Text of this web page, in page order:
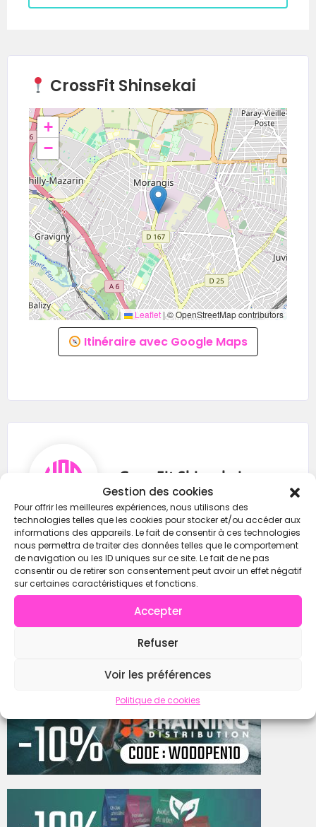
Gestion des cookies
Pour offrir les meilleures expériences, nous utilisons des
technologies telles que les cookies pour stocker et/ou accéder aux
informations des appareils. Le fait de consentir à ces technologies
nous permettra de traiter des données telles que le comportement
de navigation ou les ID uniques sur ce site. Le fait de ne pas
consentir ou de retirer son consentement peut avoir un effet négatif
sur certaines caractéristiques et fonctions.
Accepter
Refuser
Voir les préférences
Politique de cookies
CrossFit Shinsekai
+
−
Leaflet |© OpenStreetMap contributors
Itinéraire avec Google Maps
CrossFit Shinsekai
0744306108
https://wod-open.com/